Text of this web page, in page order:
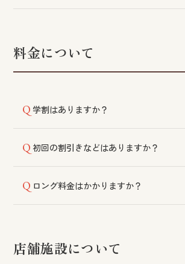
料金について
学割はありますか？
す。詳細は各店舗にご相談ください。
初回の割引きなどはありますか？
おりません。
ロング料金はかかりますか？
店舗施設について